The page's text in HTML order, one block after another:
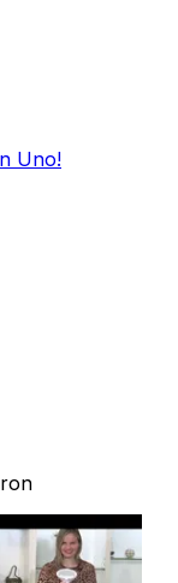
Uno!